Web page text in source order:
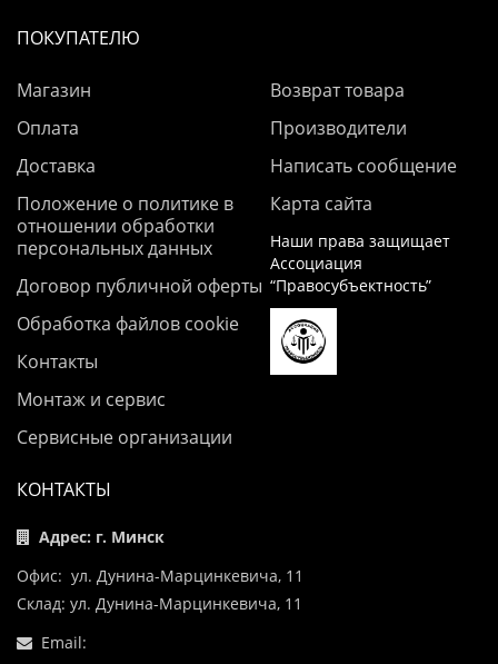
ПОКУПАТЕЛЮ
Магазин
Оплата
Доставка
Положение о политике в
отношении обработки
персональных данных
Договор публичной оферты
Обработка файлов cookie
Контакты
Монтаж и сервис
Сервисные организации
Возврат товара
Производители
Написать сообщение
Карта сайта
Наши права защищает
Ассоциация
“Правосубъектность”
КОНТАКТЫ
Адрес: г. Минск
Офис: ул. Дунина-Марцинкевича, 11
Склад: ул. Дунина-Марцинкевича, 11
Email: